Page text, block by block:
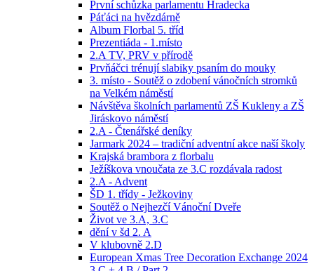
První schůzka parlamentu Hradecka
Páťáci na hvězdárně
Album Florbal 5. tříd
Prezentiáda - 1.místo
2.A TV, PRV v přírodě
Prvňáčci trénují slabiky psaním do mouky
3. místo - Soutěž o zdobení vánočních stromků
na Velkém náměstí
Návštěva školních parlamentů ZŠ Kukleny a ZŠ
Jiráskovo náměstí
2.A - Čtenářské deníky
Jarmark 2024 – tradiční adventní akce naší školy
Krajská brambora z florbalu
Ježíškova vnoučata ze 3.C rozdávala radost
2.A - Advent
ŠD 1. třídy - Ježkoviny
Soutěž o Nejhezčí Vánoční Dveře
Život ve 3.A, 3.C
dění v šd 2. A
V klubovně 2.D
European Xmas Tree Decoration Exchange 2024